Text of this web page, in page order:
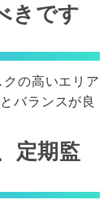
きです
の高いエリア
バランスが良
定期監